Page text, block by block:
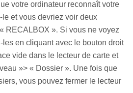
votre ordinateur reconnaît votre
le et vous devriez voir deux
RECALBOX ». Si vous ne voyez
les en cliquant avec le bouton droit
vide dans le lecteur de carte et
»> « Dossier ». Une fois que
vous pouvez fermer le lecteur